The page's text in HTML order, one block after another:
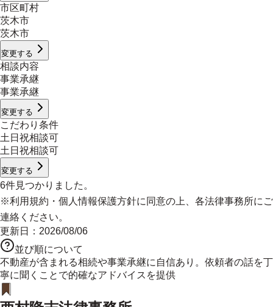
市区町村
茨木市
茨木市
変更する
相談内容
事業承継
事業承継
変更する
こだわり条件
土日祝相談可
土日祝相談可
変更する
6件見つかりました。
※利用規約 ・ 個人情報保護方針に同意の上、各法律事務所にご
連絡ください。
更新日： 2026/08/06
並び順について
不動産が含まれる相続や事業承継に自信あり。依頼者の話を丁
寧に聞くことで的確なアドバイスを提供